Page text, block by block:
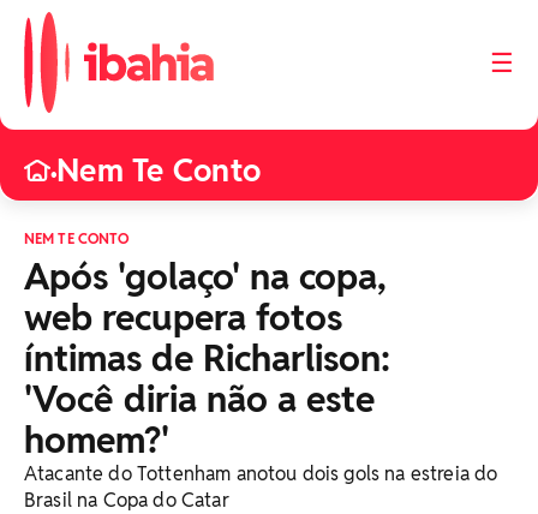
☰
•Nem Te Conto
NEM TE CONTO
Após 'golaço' na copa,
web recupera fotos
íntimas de Richarlison:
'Você diria não a este
homem?'
Atacante do Tottenham anotou dois gols na estreia do
Brasil na Copa do Catar